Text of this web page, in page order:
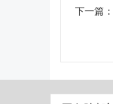
下一篇：